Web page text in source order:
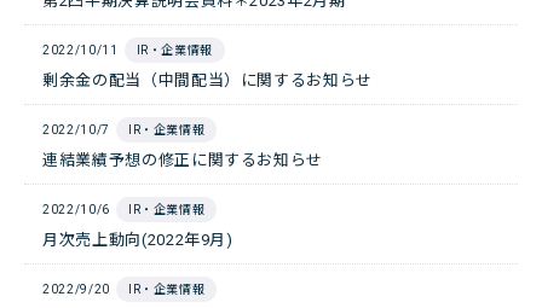
2022/10/11 IR・企業情報
剰余金の配当（中間配当）に関するお知らせ
2022/10/7 IR・企業情報
連結業績予想の修正に関するお知らせ
2022/10/6 IR・企業情報
月次売上動向(2022年9月)
2022/9/20 IR・企業情報